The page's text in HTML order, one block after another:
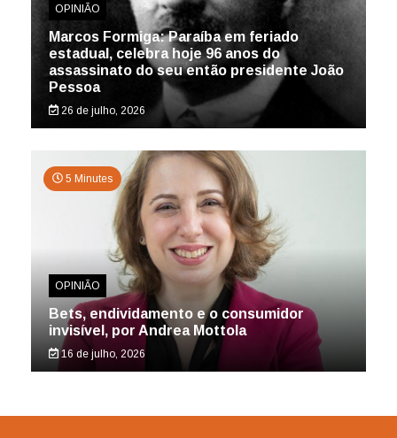
OPINIÃO
Marcos Formiga: Paraíba em feriado
estadual, celebra hoje 96 anos do
assassinato do seu então presidente João
Pessoa
26 de julho, 2026
5 Minutes
OPINIÃO
Bets, endividamento e o consumidor
invisível, por Andrea Mottola
16 de julho, 2026